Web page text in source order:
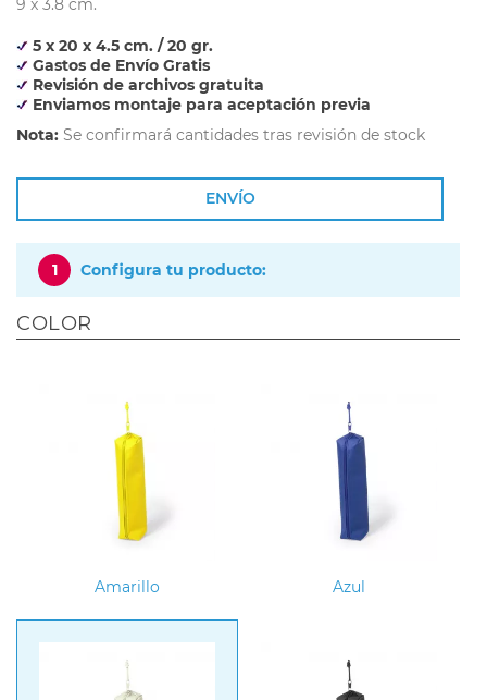
9 x 3.8 cm.
5 x 20 x 4.5 cm. / 20 gr.
Gastos de Envío Gratis
Revisión de archivos gratuita
Enviamos montaje para aceptación previa
Nota: Se confirmará cantidades tras revisión de stock
ENVÍO
1 Configura tu producto:
COLOR
Amarillo Azul